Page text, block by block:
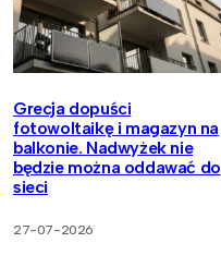
Grecja dopuści
fotowoltaikę i magazyn na
balkonie. Nadwyżek nie
będzie można oddawać do
sieci
27-07-2026